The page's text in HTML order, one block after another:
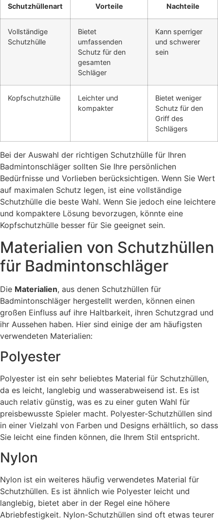
Schutzhüllenart Vorteile Nachteile
Vollständige
Schutzhülle
Bietet
umfassenden
Schutz für den
gesamten
Schläger
Kann sperriger
und schwerer
sein
Kopfschutzhülle
Leichter und
kompakter
Bietet weniger
Schutz für den
Griff des
Schlägers
Bei der Auswahl der richtigen Schutzhülle für Ihren
Badmintonschläger sollten Sie Ihre persönlichen
Bedürfnisse und Vorlieben berücksichtigen. Wenn Sie Wert
auf maximalen Schutz legen, ist eine vollständige
Schutzhülle die beste Wahl. Wenn Sie jedoch eine leichtere
und kompaktere Lösung bevorzugen, könnte eine
Kopfschutzhülle besser für Sie geeignet sein.
Materialien von Schutzhüllen
für Badmintonschläger
Die Materialien, aus denen Schutzhüllen für
Badmintonschläger hergestellt werden, können einen
großen Einfluss auf ihre Haltbarkeit, ihren Schutzgrad und
ihr Aussehen haben. Hier sind einige der am häufigsten
verwendeten Materialien:
Polyester
Polyester ist ein sehr beliebtes Material für Schutzhüllen,
da es leicht, langlebig und wasserabweisend ist. Es ist
auch relativ günstig, was es zu einer guten Wahl für
preisbewusste Spieler macht. Polyester-Schutzhüllen sind
in einer Vielzahl von Farben und Designs erhältlich, so dass
Sie leicht eine finden können, die Ihrem Stil entspricht.
Nylon
Nylon ist ein weiteres häufig verwendetes Material für
Schutzhüllen. Es ist ähnlich wie Polyester leicht und
langlebig, bietet aber in der Regel eine höhere
Abriebfestigkeit. Nylon-Schutzhüllen sind oft etwas teurer